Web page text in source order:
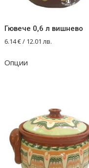
the
page
Гювече 0,6 л вишнево
6.14€/ 12.01 лв.
Опции